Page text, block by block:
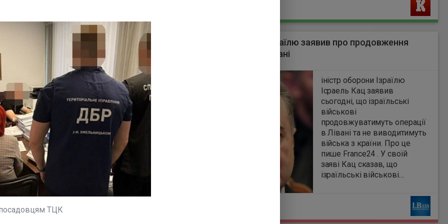
в
Міністр оборони Ізраїлю заявив про продовження
військових дій у Лівані
іністр оборони Ізраїлю
Ісраель Кац заявив
сьогодні, що ізраїльські
військові
продовжуватимуть операції
в Лівані та не виводитимуть
війська з країни. Про це
пише France24 . У своїй
заяві Кац сказав, що
ізраїльські військові
ними територіях південного
Лівану як частина того, що
посадовцям ТЦК